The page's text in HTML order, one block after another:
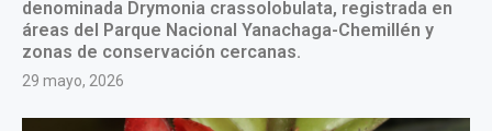
denominada Drymonia crassolobulata, registrada en
áreas del Parque Nacional Yanachaga-Chemillén y
zonas de conservación cercanas.
29 mayo, 2026